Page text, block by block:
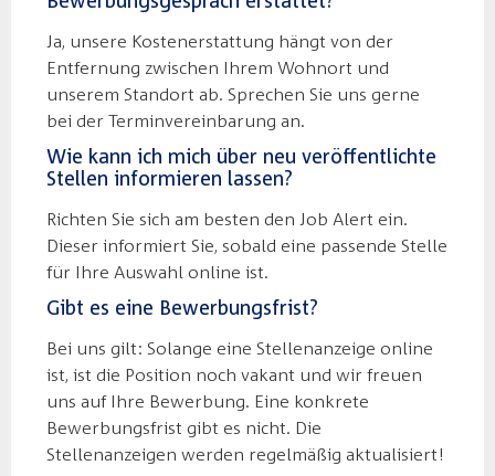
Ja, unsere Kostenerstattung hängt von der
Entfernung zwischen Ihrem Wohnort und
unserem Standort ab. Sprechen Sie uns gerne
bei der Terminvereinbarung an.
Wie kann ich mich über neu veröffentlichte
Stellen informieren lassen?
Richten Sie sich am besten den Job Alert ein.
Dieser informiert Sie, sobald eine passende Stelle
für Ihre Auswahl online ist.
Gibt es eine Bewerbungsfrist?
Bei uns gilt: Solange eine Stellenanzeige online
ist, ist die Position noch vakant und wir freuen
uns auf Ihre Bewerbung. Eine konkrete
Bewerbungsfrist gibt es nicht. Die
Stellenanzeigen werden regelmäßig aktualisiert!